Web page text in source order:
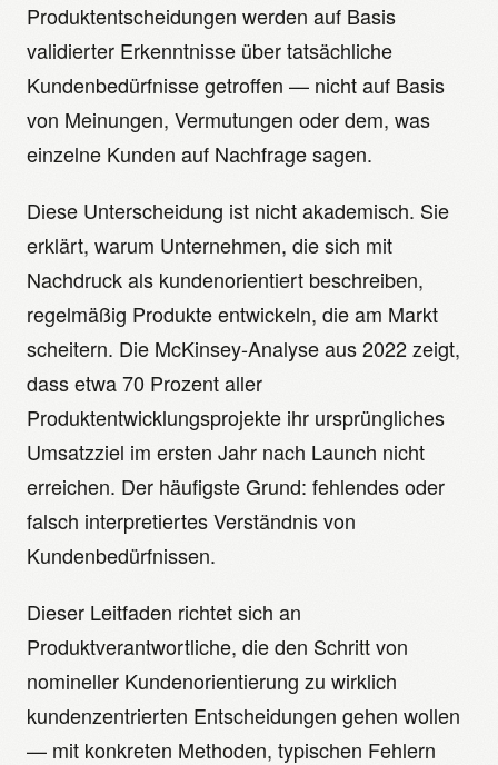
Produktentscheidungen werden auf Basis
validierter Erkenntnisse über tatsächliche
Kundenbedürfnisse getroffen — nicht auf Basis
von Meinungen, Vermutungen oder dem, was
einzelne Kunden auf Nachfrage sagen.
Diese Unterscheidung ist nicht akademisch. Sie
erklärt, warum Unternehmen, die sich mit
Nachdruck als kundenorientiert beschreiben,
regelmäßig Produkte entwickeln, die am Markt
scheitern. Die McKinsey-Analyse aus 2022 zeigt,
dass etwa 70 Prozent aller
Produktentwicklungsprojekte ihr ursprüngliches
Umsatzziel im ersten Jahr nach Launch nicht
erreichen. Der häufigste Grund: fehlendes oder
falsch interpretiertes Verständnis von
Kundenbedürfnissen.
Dieser Leitfaden richtet sich an
Produktverantwortliche, die den Schritt von
nomineller Kundenorientierung zu wirklich
kundenzentrierten Entscheidungen gehen wollen
— mit konkreten Methoden, typischen Fehlern